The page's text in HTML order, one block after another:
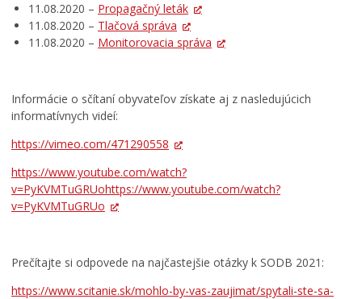
11.08.2020 – Propagačný leták
11.08.2020 – Tlačová správa
11.08.2020 – Monitorovacia správa
Informácie o sčítaní obyvateľov získate aj z nasledujúcich
informatívnych videí:
https://vimeo.com/471290558
https://www.youtube.com/watch?
v=PyKVMTuGRUohttps://www.youtube.com/watch?
v=PyKVMTuGRUo
Prečítajte si odpovede na najčastejšie otázky k SODB 2021:
https://www.scitanie.sk/mohlo-by-vas-zaujimat/spytali-ste-sa-